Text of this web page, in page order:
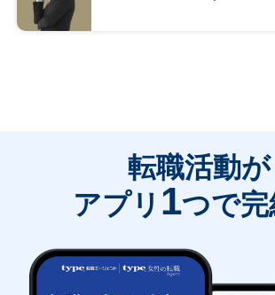
転職活動が
アプリ 1つで完